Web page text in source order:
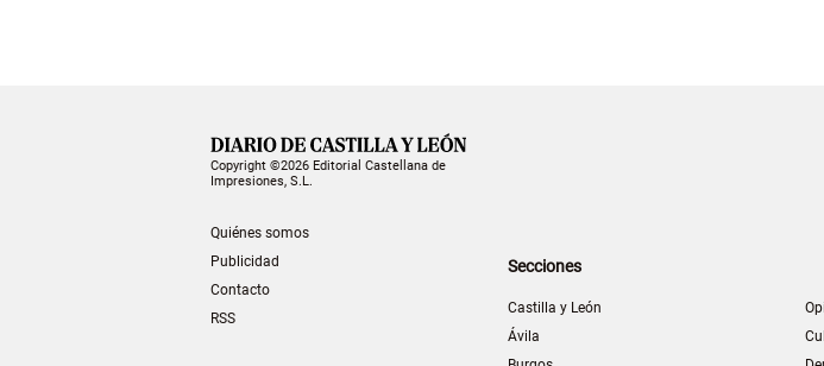
Copyright ©2026 Editorial Castellana de
Impresiones, S.L.
Quiénes somos
Publicidad
Contacto
RSS
Secciones
Castilla y León
Ávila